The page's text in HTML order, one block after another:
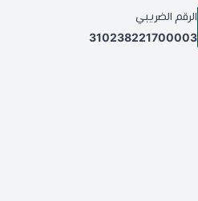
الرقم الضريبي
310238221700003